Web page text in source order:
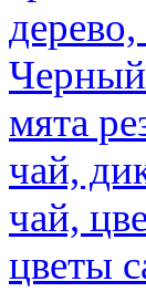
мята
чай,
чай,
цветы